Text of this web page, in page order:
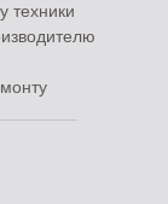
техники